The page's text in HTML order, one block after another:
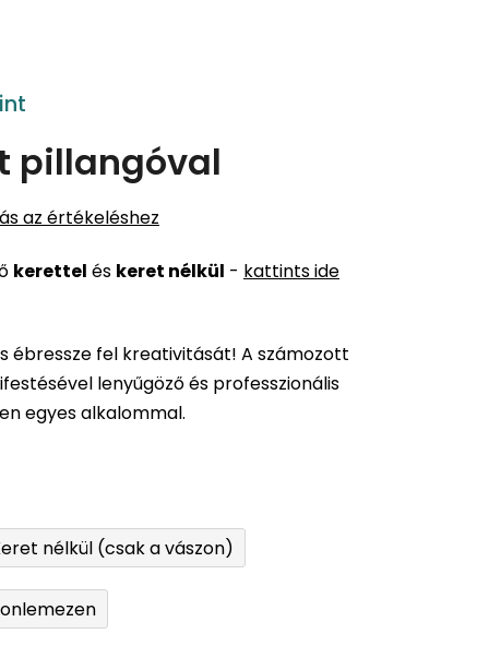
pillangóval
az értékeléshez
kerettel és keret nélkül - kattints ide
ébressze fel kreativitását! A számozott
lenyűgöző és professzionális
egyes alkalommal.
nélkül (csak a vászon)